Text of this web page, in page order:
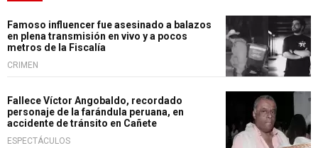
Famoso influencer fue asesinado a balazos
en plena transmisión en vivo y a pocos
metros de la Fiscalía
CRIMEN
Fallece Víctor Angobaldo, recordado
personaje de la farándula peruana, en
accidente de tránsito en Cañete
ESPECTÁCULOS